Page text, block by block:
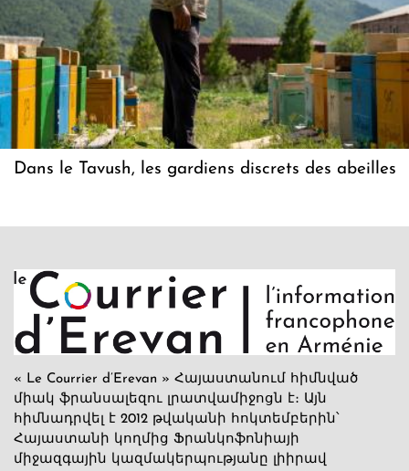
Dans le Tavush, les gardiens discrets des abeilles
« Le Courrier d’Erevan » Հայաստանում հիմնված
միակ ֆրանսալեզու լրատվամիջոցն է։ Այն
հիմնադրվել է 2012 թվականի հոկտեմբերին՝
Հայաստանի կողմից Ֆրանկոֆոնիայի
միջազգային կազմակերպությանը լիիրավ